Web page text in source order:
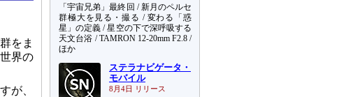
をま
界の
が、
「宇宙兄弟」最終回 / 新月のペルセ
群極大を見る・撮る / 変わる「惑
星」の定義 / 星空の下で深呼吸する
天文台浴 / TAMRON 12-20mm F2.8 /
ほか
ステラナビゲータ・
モバイル
8月4日 リリース